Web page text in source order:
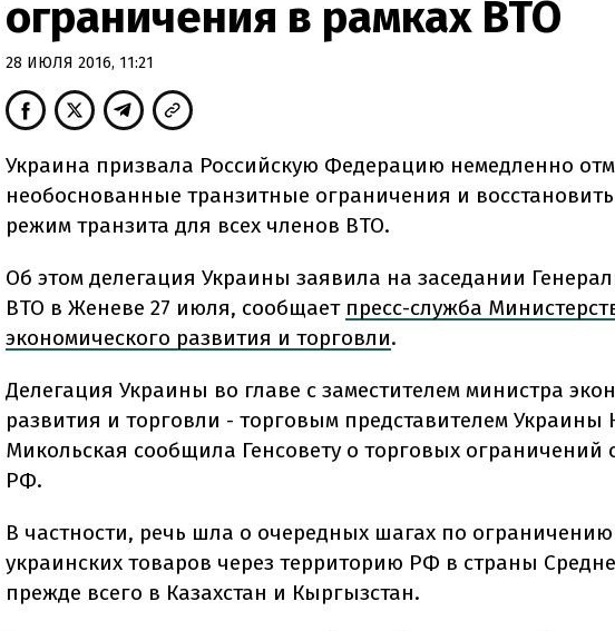
ограничения в рамках ВТО
28 ИЮЛЯ 2016, 11:21
Украина призвала Российскую Федерацию немедленно
необоснованные транзитные ограничения и
режим транзита для всех членов ВТО.
Об этом делегация Украины заявила на заседании
ВТО в Женеве 27 июля, сообщает пресс-служба
экономического развития и торговли.
Делегация Украины во главе с заместителем министра
развития и торговли - торговым представителем Украины
Микольская сообщила Генсовету о торговых ограничений
РФ.
В частности, речь шла о очередных шагах по ограничению
украинских товаров через территорию РФ в страны
прежде всего в Казахстан и Кыргызстан.